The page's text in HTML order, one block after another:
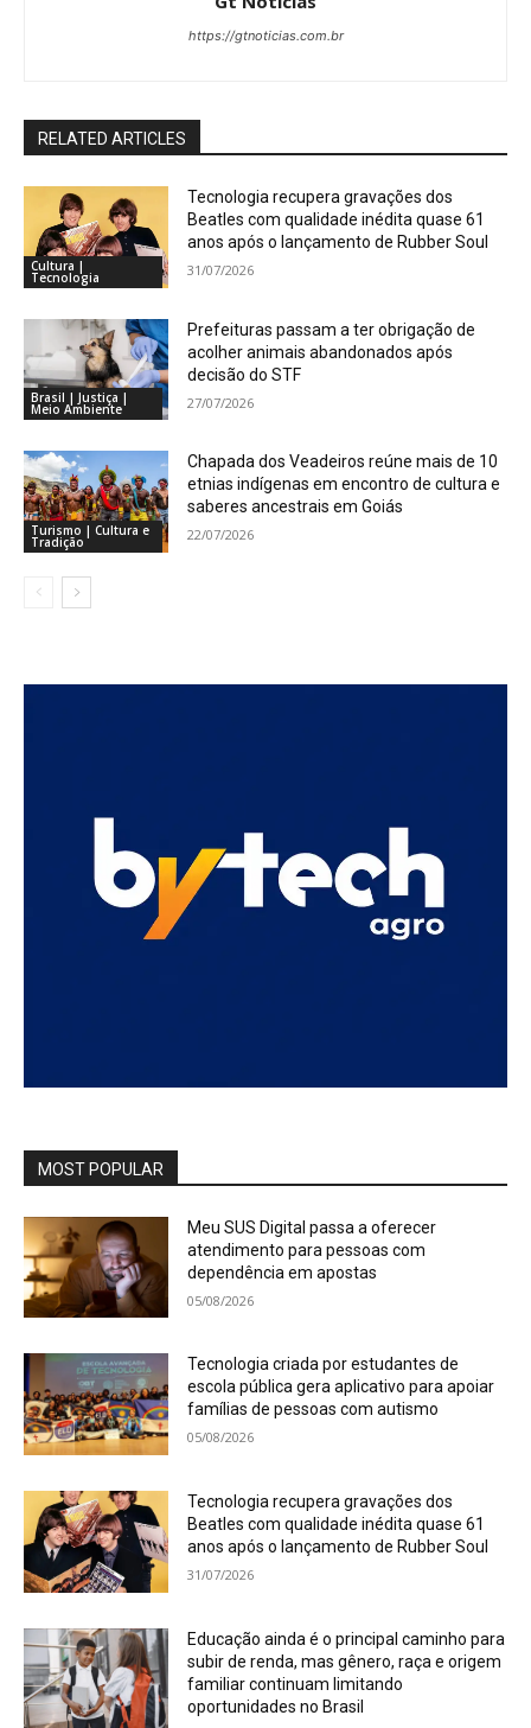
https://gtnoticias.com.br
RELATED ARTICLES
Cultura |
Tecnologia
Tecnologia recupera gravações dos
Beatles com qualidade inédita quase 61
anos após o lançamento de Rubber Soul
31/07/2026
Brasil | Justiça |
Meio Ambiente
Prefeituras passam a ter obrigação de
acolher animais abandonados após
decisão do STF
27/07/2026
Turismo | Cultura e
Tradição
Chapada dos Veadeiros reúne mais de 10
etnias indígenas em encontro de cultura e
saberes ancestrais em Goiás
22/07/2026
MOST POPULAR
Meu SUS Digital passa a oferecer
atendimento para pessoas com
dependência em apostas
05/08/2026
Tecnologia criada por estudantes de
escola pública gera aplicativo para apoiar
famílias de pessoas com autismo
05/08/2026
Tecnologia recupera gravações dos
Beatles com qualidade inédita quase 61
anos após o lançamento de Rubber Soul
31/07/2026
Educação ainda é o principal caminho para
subir de renda, mas gênero, raça e origem
familiar continuam limitando
oportunidades no Brasil